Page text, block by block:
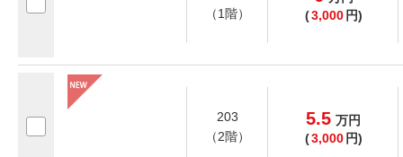
（1階）
(3,000 円)
203
（2階）
5.5 万円
(3,000 円)